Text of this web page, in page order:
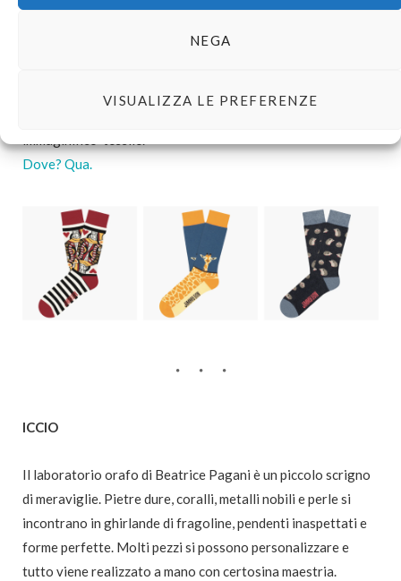
NEGA
VISUALIZZA LE PREFERENZE
dir poco peculiare. Menzione d’onore per i pack tematici e
Dove? Qua.
ICCIO
Il laboratorio orafo di Beatrice Pagani è un piccolo scrigno
di meraviglie. Pietre dure, coralli, metalli nobili e perle si
incontrano in ghirlande di fragoline, pendenti inaspettati e
forme perfette. Molti pezzi si possono personalizzare e
tutto viene realizzato a mano con certosina maestria.